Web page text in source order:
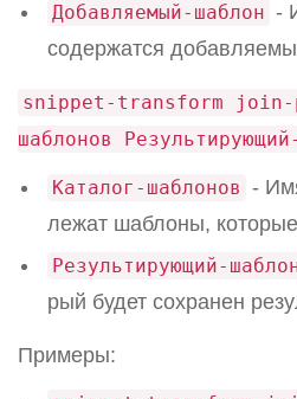
Добавляемый-шаблон -
содержатся
snippet-transform join-
шаблонов
Каталог-шаблонов -
лежат шаблоны,
Результирующий-
рый будет сохранен
Примеры: